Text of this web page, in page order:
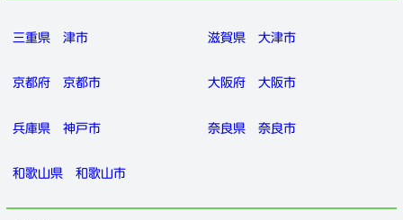
三重県 津市 滋賀県 大津市
京都府 京都市 大阪府 大阪市
兵庫県 神戸市 奈良県 奈良市
和歌山県 和歌山市